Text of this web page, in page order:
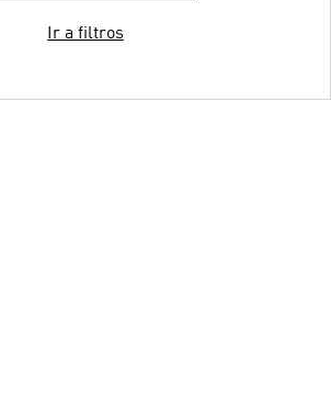
Ir a filtros